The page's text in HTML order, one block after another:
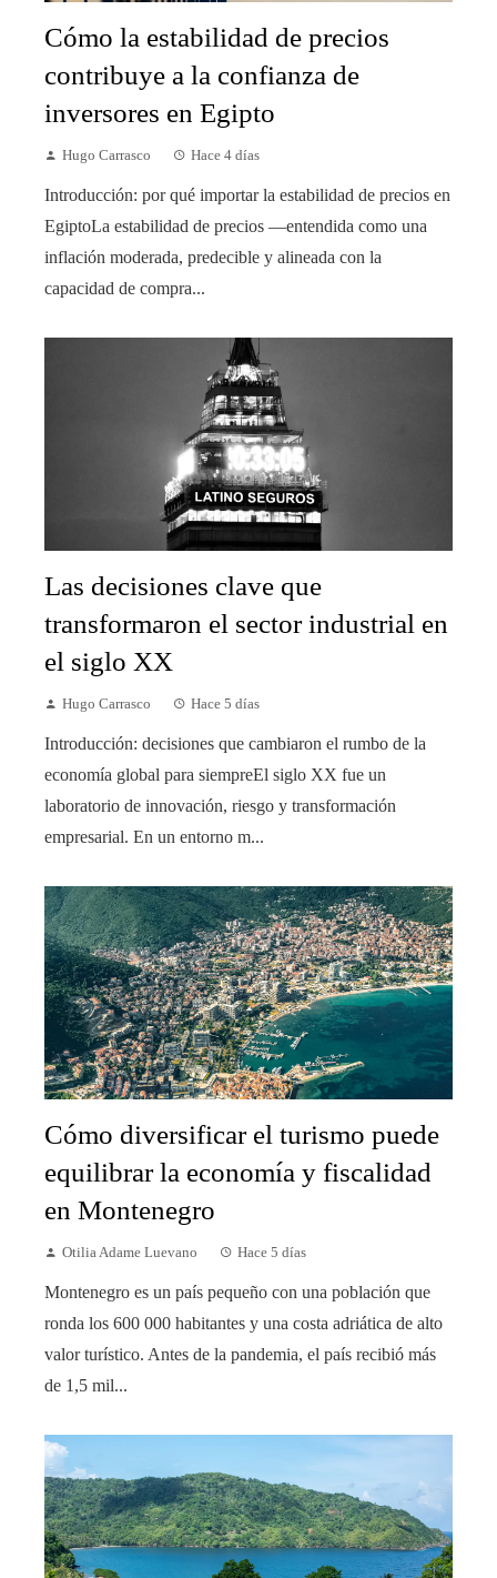
Cómo la estabilidad de precios
contribuye a la confianza de
inversores en Egipto
Hugo Carrasco Hace 4 días
Introducción: por qué importar la estabilidad de precios en
EgiptoLa estabilidad de precios —entendida como una
inflación moderada, predecible y alineada con la
capacidad de compra...
Las decisiones clave que
transformaron el sector industrial en
el siglo XX
Hugo Carrasco Hace 5 días
Introducción: decisiones que cambiaron el rumbo de la
economía global para siempreEl siglo XX fue un
laboratorio de innovación, riesgo y transformación
empresarial. En un entorno m...
Cómo diversificar el turismo puede
equilibrar la economía y fiscalidad
en Montenegro
Otilia Adame Luevano Hace 5 días
Montenegro es un país pequeño con una población que
ronda los 600 000 habitantes y una costa adriática de alto
valor turístico. Antes de la pandemia, el país recibió más
de 1,5 mil...